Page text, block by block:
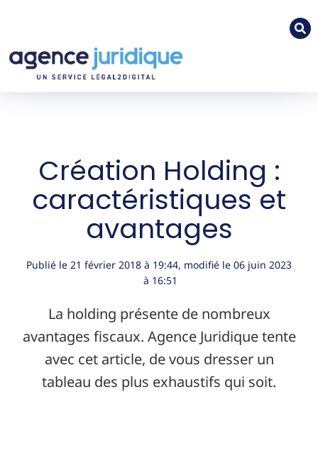
Création Holding :
caractéristiques et
avantages
Publié le 21 février 2018 à 19:44, modifié le 06 juin 2023
à 16:51
La holding présente de nombreux
avantages fiscaux. Agence Juridique tente
avec cet article, de vous dresser un
tableau des plus exhaustifs qui soit.